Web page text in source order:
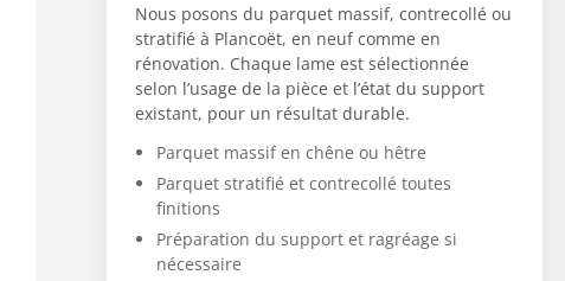
Nous posons du parquet massif, contrecollé ou
stratifié à Plancoët, en neuf comme en
rénovation. Chaque lame est sélectionnée
selon l’usage de la pièce et l’état du support
existant, pour un résultat durable.
Parquet massif en chêne ou hêtre
Parquet stratifié et contrecollé toutes
finitions
Préparation du support et ragréage si
nécessaire